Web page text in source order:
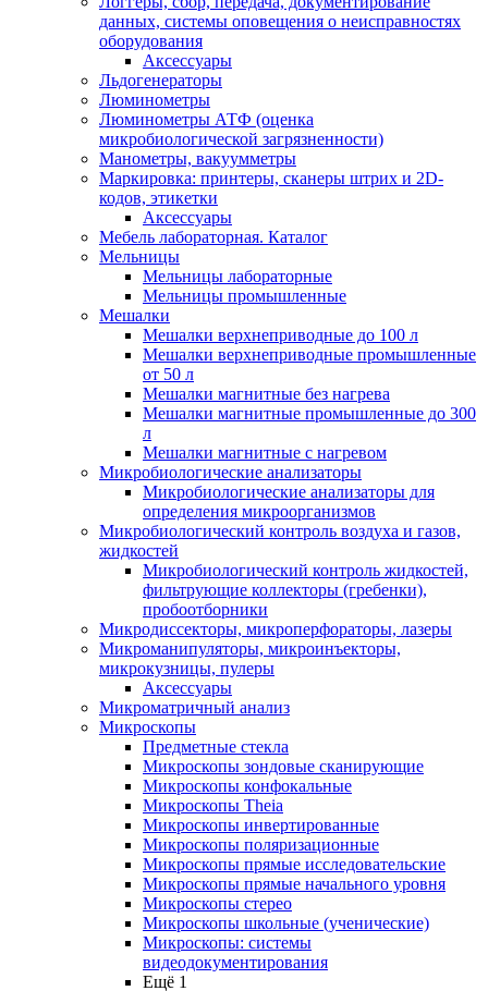
данных, системы оповещения о неисправностях
оборудования
Аксессуары
Льдогенераторы
Люминометры
Люминометры АТФ (оценка
микробиологической загрязненности)
Манометры, вакуумметры
Маркировка: принтеры, сканеры штрих и 2D-
кодов, этикетки
Аксессуары
Мебель лабораторная. Каталог
Мельницы
Мельницы лабораторные
Мельницы промышленные
Мешалки
Мешалки верхнеприводные до 100 л
Мешалки верхнеприводные промышленные
от 50 л
Мешалки магнитные без нагрева
Мешалки магнитные промышленные до 300
л
Мешалки магнитные с нагревом
Микробиологические анализаторы
Микробиологические анализаторы для
определения микроорганизмов
Микробиологический контроль воздуха и газов,
жидкостей
Микробиологический контроль жидкостей,
фильтрующие коллекторы (гребенки),
пробоотборники
Микродиссекторы, микроперфораторы, лазеры
Микроманипуляторы, микроинъекторы,
микрокузницы, пулеры
Аксессуары
Микроматричный анализ
Микроскопы
Предметные стекла
Микроскопы зондовые сканирующие
Микроскопы конфокальные
Микроскопы Theia
Микроскопы инвертированные
Микроскопы поляризационные
Микроскопы прямые исследовательские
Микроскопы прямые начального уровня
Микроскопы стерео
Микроскопы школьные (ученические)
Микроскопы: системы
видеодокументирования
Ещё 1